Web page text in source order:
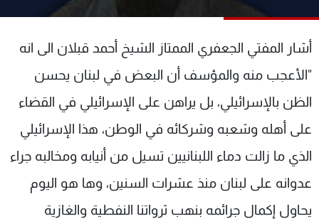
أشار المفتي الجعفري الممتاز الشيخ أحمد قبلان الى انه
"الأعجب منه والمؤسف أن البعض في لبنان يحسن
الظن بالإسرائيلي، بل يراهن على الإسرائيلي في القضاء
على أهله وشعبه وشركائه في الوطن، هذا الإسرائيلي
الذي ما زالت دماء اللبنانيين تسيل من أنيابه ومخالبه جراء
عدوانه على لبنان منذ عشرات السنين، وها هو اليوم
يحاول إكمال جرائمه بنهب ثرواتنا النفطية والغازية
جدول البرامج
الترددات
الإنـتـاج
لاعلاناتكم
تواصل معنا
شروط الإسـتخدام
سياسة الخصوصية